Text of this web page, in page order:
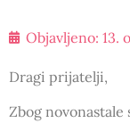
Objavljeno: 13.
Dragi prijatelji,
Zbog